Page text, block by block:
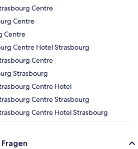
Centre
Centre
Centre
Centre Hotel Strasbourg
Centre
Strasbourg
Centre Hotel
Centre Strasbourg
Centre Hotel Strasbourg